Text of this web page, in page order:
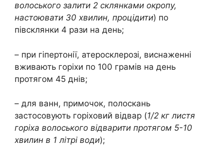
волоського залити 2 склянками окропу,
настоювати 30 хвилин, процідити) по
півсклянки 4 рази на день;
– при гіпертонії, атеросклерозі, виснаженні
вживають горіхи по 100 грамів на день
протягом 45 днів;
– для ванн, примочок, полоскань
застосовують горіховий відвар (1/2 кг листя
горіха волоського відварити протягом 5-10
хвилин в 1 літрі води);